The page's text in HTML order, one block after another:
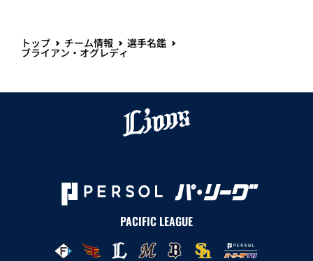
トップ チーム情報 選手名鑑
ブライアン・オグレディ
PACIFIC LEAGUE